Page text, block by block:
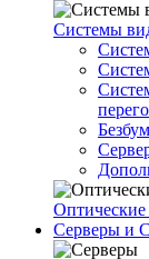
Системы
Оптические
Серверы и